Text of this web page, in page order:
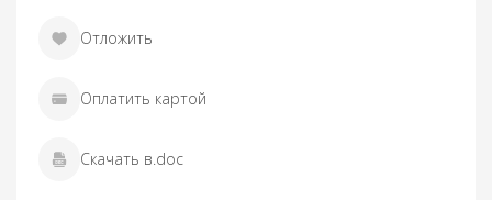
Отложить
Оплатить картой
Скачать в.doc